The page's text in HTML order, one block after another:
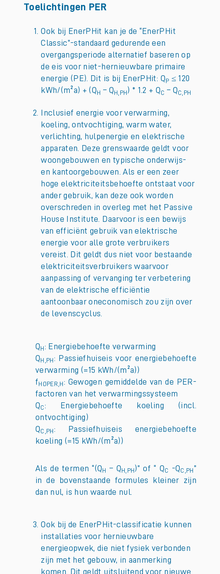
Toelichtingen PER
Ook bij EnerPHit kan je de “EnerPHit
Classic”-standaard gedurende een
overgangsperiode alternatief baseren op
de eis voor niet-hernieuwbare primaire
energie (PE). Dit is bij EnerPHit: QP ≤ 120
kWh/(m²a) + (QH – QH,PH) * 1.2 + QC – QC,PH
Inclusief energie voor verwarming,
koeling, ontvochtiging, warm water,
verlichting, hulpenergie en elektrische
apparaten. Deze grenswaarde geldt voor
woongebouwen en typische onderwijs-
en kantoorgebouwen. Als er een zeer
hoge elektriciteitsbehoefte ontstaat voor
ander gebruik, kan deze ook worden
overschreden in overleg met het Passive
House Institute. Daarvoor is een bewijs
van efficiënt gebruik van elektrische
energie voor alle grote verbruikers
vereist. Dit geldt dus niet voor bestaande
elektriciteitsverbruikers waarvoor
aanpassing of vervanging ter verbetering
van de elektrische efficiëntie
aantoonbaar oneconomisch zou zijn over
de levenscyclus.
QH: Energiebehoefte verwarming
QH,PH: Passiefhuiseis voor energiebehoefte
verwarming (=15 kWh/(m²a))
fHØPER,H: Gewogen gemiddelde van de PER-
factoren van het verwarmingssysteem
QC: Energiebehoefte koeling (incl.
ontvochtiging)
QC,PH: Passiefhuiseis energiebehoefte
koeling (=15 kWh/(m²a))
Als de termen “(QH – QH,PH)” of “ QC -QC,PH”
in de bovenstaande formules kleiner zijn
dan nul, is hun waarde nul.
Ook bij de EnerPHit-classificatie kunnen
installaties voor hernieuwbare
energieopwek, die niet fysiek verbonden
zijn met het gebouw, in aanmerking
komen. Dit geldt uitsluitend voor nieuwe